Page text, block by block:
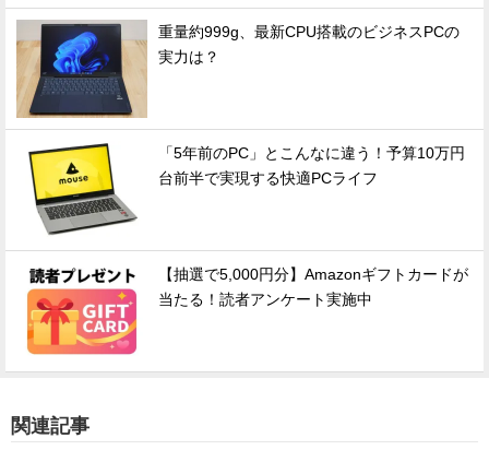
重量約999g、最新CPU搭載のビジネスPCの
実力は？
「5年前のPC」とこんなに違う！予算10万円
台前半で実現する快適PCライフ
【抽選で5,000円分】Amazonギフトカードが
当たる！読者アンケート実施中
関連記事